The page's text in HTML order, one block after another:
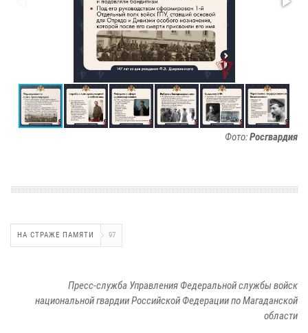
Фото:Росгвардия
НА СТРАЖЕ ПАМЯТИ 97
Пресс-служба Управления Федеральной службы войск
национальной гвардии Российской Федерации по Магаданской
области